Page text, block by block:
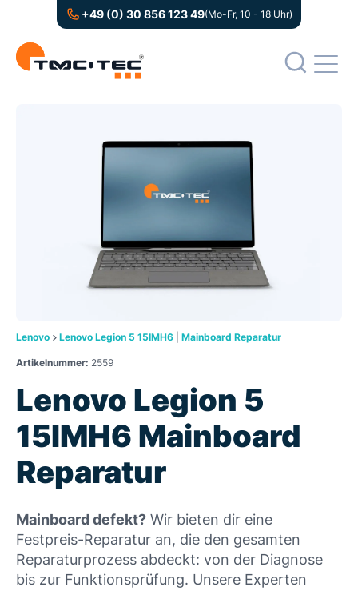
+49 (0) 30 856 123 49(Mo-Fr, 10 - 18 Uhr)
Lenovo Lenovo Legion 5 15IMH6 Mainboard Reparatur
Artikelnummer: 2559
Lenovo Legion 5
15IMH6 Mainboard
Reparatur
Mainboard defekt? Wir bieten dir eine
Festpreis-Reparatur an, die den gesamten
Reparaturprozess abdeckt: von der Diagnose
bis zur Funktionsprüfung. Unsere Experten